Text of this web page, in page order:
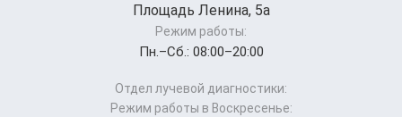
Площадь Ленина, 5а
Режим работы:
Пн.–Cб.: 08:00–20:00
Отдел лучевой диагностики:
Режим работы в Воскресенье: